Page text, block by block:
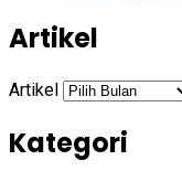
Artikel
Artikel
Kategori